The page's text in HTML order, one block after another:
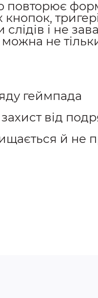
повторює
слідів і не
можна не
геймпада
від
й не